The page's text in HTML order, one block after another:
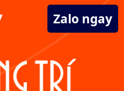
Zalo ngay